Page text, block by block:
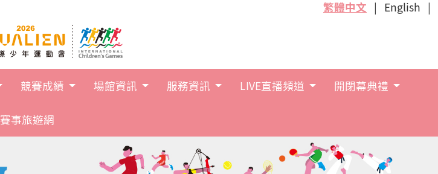
繁體中文
English
跳到主要內容
競賽成績 場館資訊 服務資訊 LIVE直播頻道 開閉幕典禮
賽事旅遊網